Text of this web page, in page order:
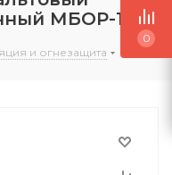
МБОР-18Ф
и огнезащита
0